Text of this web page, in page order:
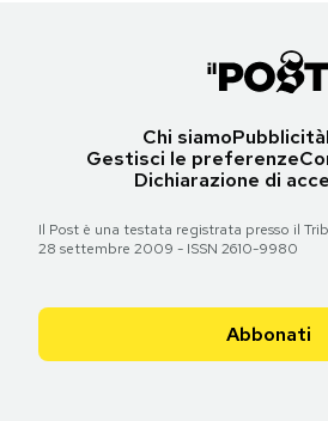
Chi siamoPubblicità
Gestisci le preferenze
Dichiarazione di
Il Post è una testata registrata presso il
28 settembre 2009 - ISSN 2610-9980
Abbonati